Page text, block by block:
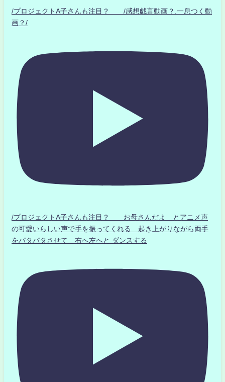
/プロジェクトA子さんも注目？ /感想戯言動画？.一息つく動
画？/
/プロジェクトA子さんも注目？ お母さんだよ とアニメ声
の可愛いらしい声で手を振ってくれる 起き上がりながら両手
をパタパタさせて 右へ左へと ダンスする